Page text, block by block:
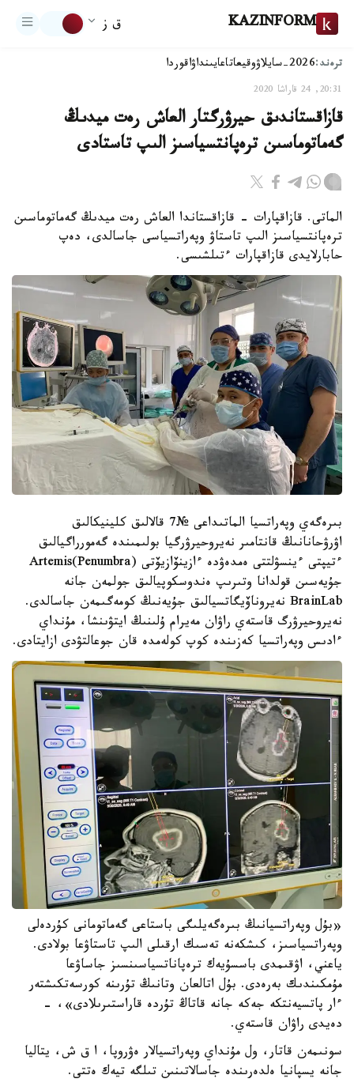
KAZINFORM ق ز
ترەند:2026-سايلاۋ وقيعاتاعايىنداۋاقوردا
20:31, 24 قاراشا 2020
قازاقستاندىق حيرۋرگتار العاش رەت ميدىڭ
گەماتوماسىن ترەپانتسياسىز الىپ تاستادى
الماتى. قازاقپارات - قازاقستاندا العاش رەت ميدىڭ گەماتوماسىن
ترەپانتسياسىز الىپ تاستاۋ وپەراتسياسى جاسالدى، دەپ
حابارلايدى قازاقپارات ءتىلشىسى.
بىرەگەي وپەراتسيا الماتىداعى №7 قالالىق كلينيكالىق
اۋرۋحانانىڭ قانتامىر نەيروحيرۋرگيا بولىمىندە گەمورراگيالىق
ءتيپتى ءينسۋلتتى ەمدەۋدە ءازينۆازيۆتى Artemis(Penumbra)
جۇيەسىن قولدانا وتىرىپ ەندوسكوپيالىق جولمەن جانە
BrainLab نەيروناۆيگاتسيالىق جۇيەنىڭ كومەگىمەن جاسالدى.
نەيروحيرۋرگ قاستەي راۋان مەيرام ۇلىنىڭ ايتۋىنشا، مۇنداي
ءادىس وپەراتسيا كەزىندە كوپ كولەمدە قان جوعالتۋدى ازايتادى.
«بۇل وپەراتسيانىڭ بىرەگەيلىگى باستاعى گەماتومانى كۇردەلى
وپەراتسياسىز، كىشكەنە تەسىك ارقىلى الىپ تاستاۋعا بولادى.
ياعني، اۋقىمدى باسسۇيەك ترەپاناتسياسىنسىز جاساۋعا
مۇمكىندىك بەرەدى. بۇل اتالعان وتانىڭ تۇرىنە كورسەتكىشتەر
ءار پاتسيەنتكە جەكە جانە قاتاڭ تۇردە قاراستىرىلادى»، -
دەيدى راۋان قاستەي.
سونىمەن قاتار، ول مۇنداي وپەراتسيالار ەۋروپا، ا ق ش، يتاليا
جانە يسپانيا ەلدەرىندە جاسالاتىنىن تىلگە تيەك ەتتى.